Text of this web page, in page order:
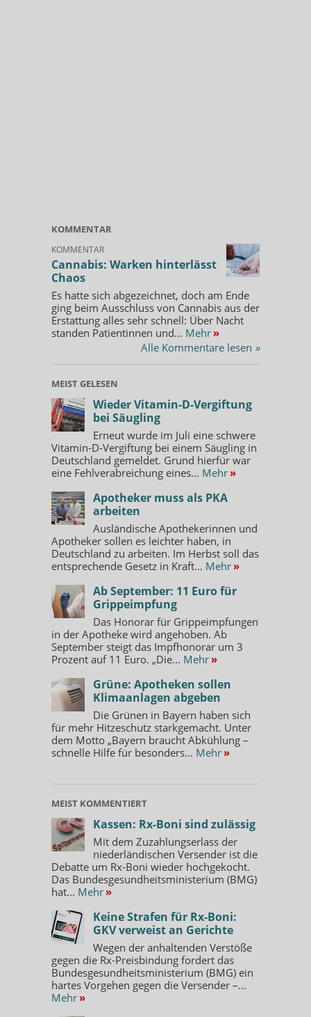
KOMMENTAR
KOMMENTAR
Cannabis: Warken hinterlässt
Chaos
Es hatte sich abgezeichnet, doch am Ende
ging beim Ausschluss von Cannabis aus der
Erstattung alles sehr schnell: Über Nacht
standen Patientinnen und... Mehr »
Alle Kommentare lesen »
MEIST GELESEN
Wieder Vitamin-D-Vergiftung
bei Säugling
Erneut wurde im Juli eine schwere
Vitamin-D-Vergiftung bei einem Säugling in
Deutschland gemeldet. Grund hierfür war
eine Fehlverabreichung eines... Mehr »
Apotheker muss als PKA
arbeiten
Ausländische Apothekerinnen und
Apotheker sollen es leichter haben, in
Deutschland zu arbeiten. Im Herbst soll das
entsprechende Gesetz in Kraft... Mehr »
Ab September: 11 Euro für
Grippeimpfung
Das Honorar für Grippeimpfungen
in der Apotheke wird angehoben. Ab
September steigt das Impfhonorar um 3
Prozent auf 11 Euro. „Die... Mehr »
Grüne: Apotheken sollen
Klimaanlagen abgeben
Die Grünen in Bayern haben sich
für mehr Hitzeschutz starkgemacht. Unter
dem Motto „Bayern braucht Abkühlung –
schnelle Hilfe für besonders... Mehr »
MEIST KOMMENTIERT
Kassen: Rx-Boni sind zulässig
Mit dem Zuzahlungserlass der
niederländischen Versender ist die
Debatte um Rx-Boni wieder hochgekocht.
Das Bundesgesundheitsministerium (BMG)
hat... Mehr »
Keine Strafen für Rx-Boni:
GKV verweist an Gerichte
Wegen der anhaltenden Verstöße
gegen die Rx-Preisbindung fordert das
Bundesgesundheitsministerium (BMG) ein
hartes Vorgehen gegen die Versender –...
Mehr »